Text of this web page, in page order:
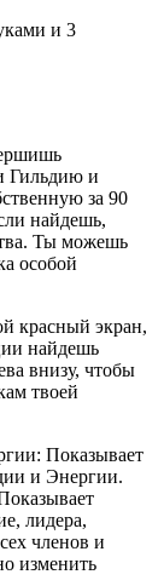
и 3
Гильдию и
за 90
найдешь,
Ты можешь
особой
красный экран,
найдешь
внизу, чтобы
твоей
Показывает
и Энергии.
лидера,
членов и
изменить